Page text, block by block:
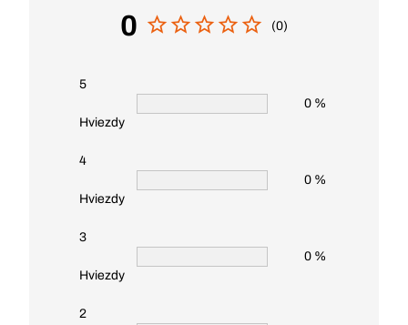
0 (0)
5
Hviezdy
0 %
4
Hviezdy
0 %
3
Hviezdy
0 %
2